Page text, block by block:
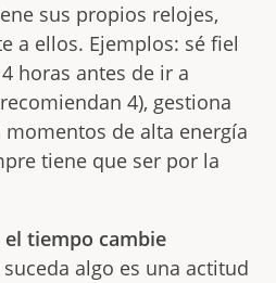
sus propios relojes,
a ellos. Ejemplos: sé fiel
horas antes de ir a
4), gestiona
de alta energía
tiene que ser por la
el tiempo cambie
algo es una actitud